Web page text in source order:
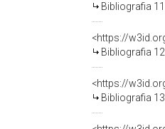
Bibliografia
<https://
Bibliografia
<https://
Bibliografia